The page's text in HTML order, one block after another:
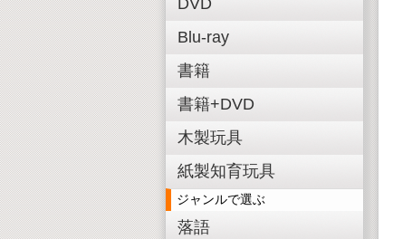
DVD
Blu-ray
書籍
書籍+DVD
木製玩具
紙製知育玩具
ジャンルで選ぶ
落語